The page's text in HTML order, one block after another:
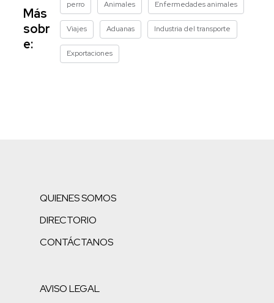
Más
sobr
e:
perro Animales Enfermedades animales
Viajes Aduanas Industria del transporte
Exportaciones
QUIENES SOMOS
DIRECTORIO
CONTÁCTANOS
AVISO LEGAL